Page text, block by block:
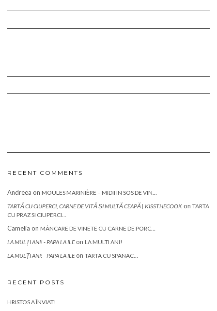
RECENT COMMENTS
Andreea on MOULES MARINIÈRE – MIDII IN SOS DE VIN…
TARTĂ CU CIUPERCI, CARNE DE VITĂ ȘI MULTĂ CEAPĂ | KISSTHECOOK on TARTA
CU PRAZ SI CIUPERCI…
Camelia on MÂNCARE DE VINETE CU CARNE DE PORC…
LA MULȚI ANI! - PAPA LA ILEon LA MULTI ANI!
LA MULȚI ANI! - PAPA LA ILEon TARTA CU SPANAC…
RECENT POSTS
HRISTOS A ÎNVIAT!